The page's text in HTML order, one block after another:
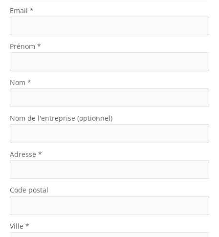
Email *
Prénom *
Nom *
Nom de l'entreprise (optionnel)
Adresse *
Code postal
Ville *